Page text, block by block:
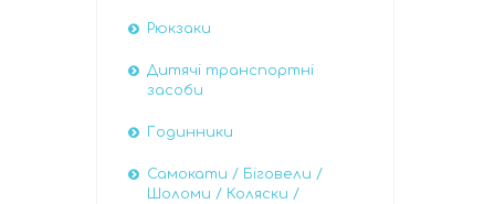
Рюкзаки
Дитячі транспортні
засоби
Годинники
Самокати / Біговели /
Шоломи / Коляски /